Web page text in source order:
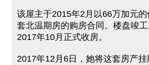
该屋主于2015年2月以66万加元
套北温期房的购房合同。楼盘竣
2017年10月正式收房。
2017年12月6日，她将这套房产